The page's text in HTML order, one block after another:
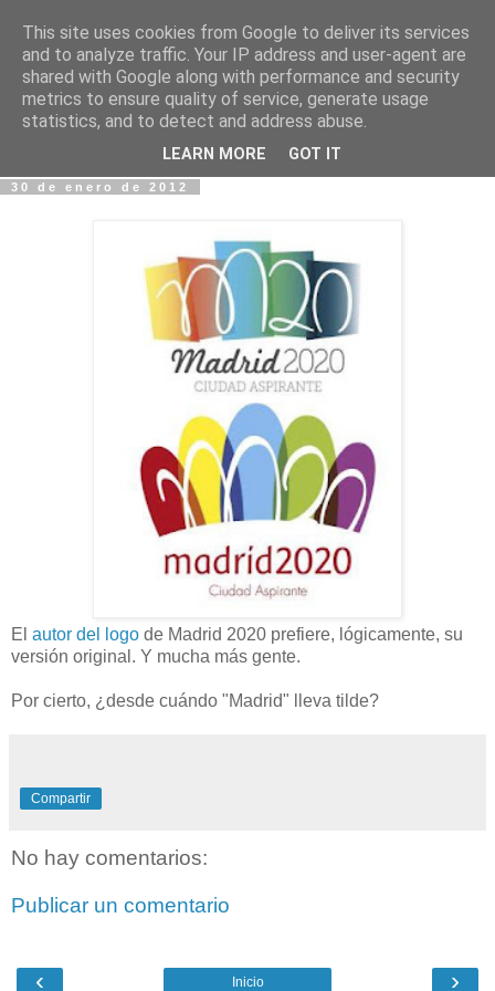
Fotos y Cosas
Miguel Sáenz de Santa María Elizalde
"Un blog es como un diario, pero sin candado".
30 de enero de 2012
El autor del logo de Madrid 2020 prefiere, lógicamente, su
versión original. Y mucha más gente.
Por cierto, ¿desde cuándo "Madrid" lleva tilde?
Compartir
No hay comentarios:
Publicar un comentario
‹ ›
Inicio
This site uses cookies from Google to deliver its services
and to analyze traffic. Your IP address and user-agent are
shared with Google along with performance and security
metrics to ensure quality of service, generate usage
statistics, and to detect and address abuse.
LEARN MORE GOT IT